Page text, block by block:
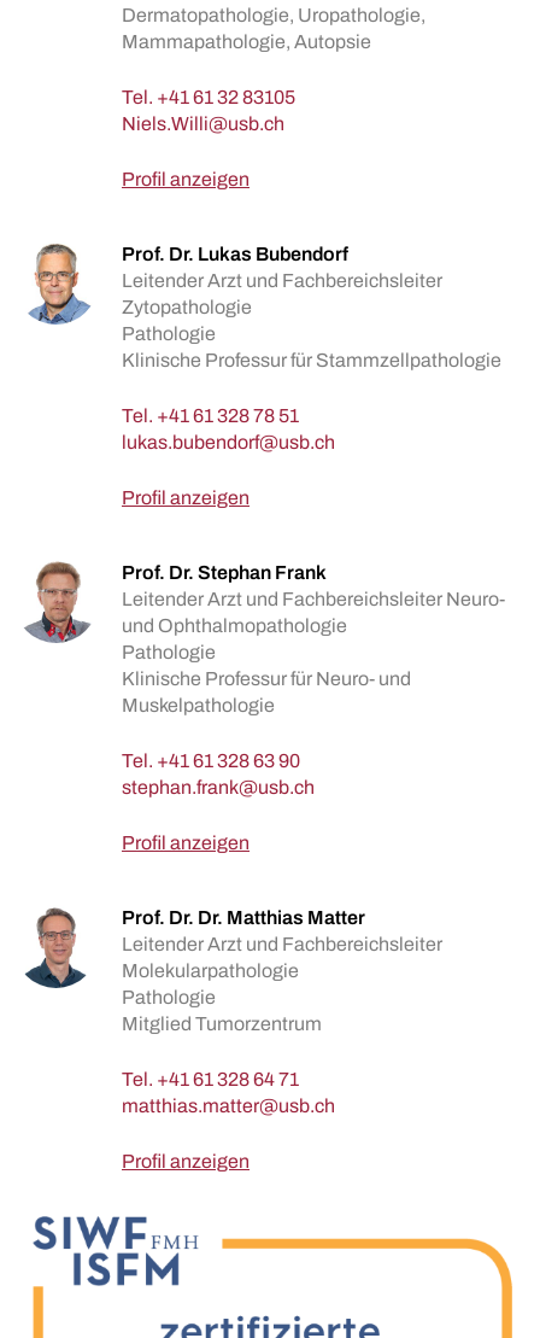
Dermatopathologie, Uropathologie,
Mammapathologie, Autopsie
Tel. +41 61 32 83105
Profil anzeigen
Prof. Dr. Lukas Bubendorf
Leitender Arzt und Fachbereichsleiter
Zytopathologie
Pathologie
Klinische Professur für Stammzellpathologie
Tel. +41 61 328 78 51
Profil anzeigen
Prof. Dr. Stephan Frank
Leitender Arzt und Fachbereichsleiter Neuro-
und Ophthalmopathologie
Pathologie
Klinische Professur für Neuro- und
Muskelpathologie
Tel. +41 61 328 63 90
Profil anzeigen
Prof. Dr. Dr. Matthias Matter
Leitender Arzt und Fachbereichsleiter
Molekularpathologie
Pathologie
Mitglied Tumorzentrum
Tel. +41 61 328 64 71
Profil anzeigen